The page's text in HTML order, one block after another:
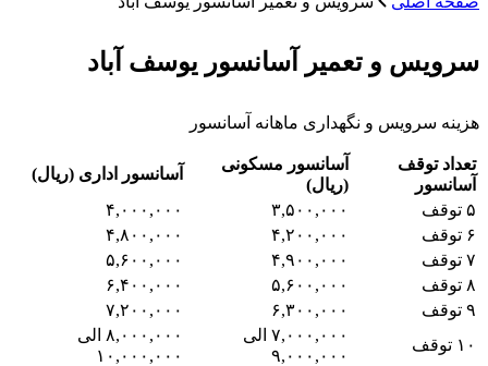
سرویس و تعمیر آسانسور یوسف آباد
هزینه سرویس و نگهداری ماهانه آسانسور
تعداد توقف
آسانسور
آسانسور مسکونی
(ریال)
آسانسور اداری (ریال)
۵ توقف
۳,۵۰۰,۰۰۰
۴,۰۰۰,۰۰۰
۶ توقف
۴,۲۰۰,۰۰۰
۴,۸۰۰,۰۰۰
۷ توقف
۴,۹۰۰,۰۰۰
۵,۶۰۰,۰۰۰
۸ توقف
۵,۶۰۰,۰۰۰
۶,۴۰۰,۰۰۰
۹ توقف
۶,۳۰۰,۰۰۰
۷,۲۰۰,۰۰۰
۱۰ توقف
۷,۰۰۰,۰۰۰ الی
۹,۰۰۰,۰۰۰
۸,۰۰۰,۰۰۰ الی
۱۰,۰۰۰,۰۰۰